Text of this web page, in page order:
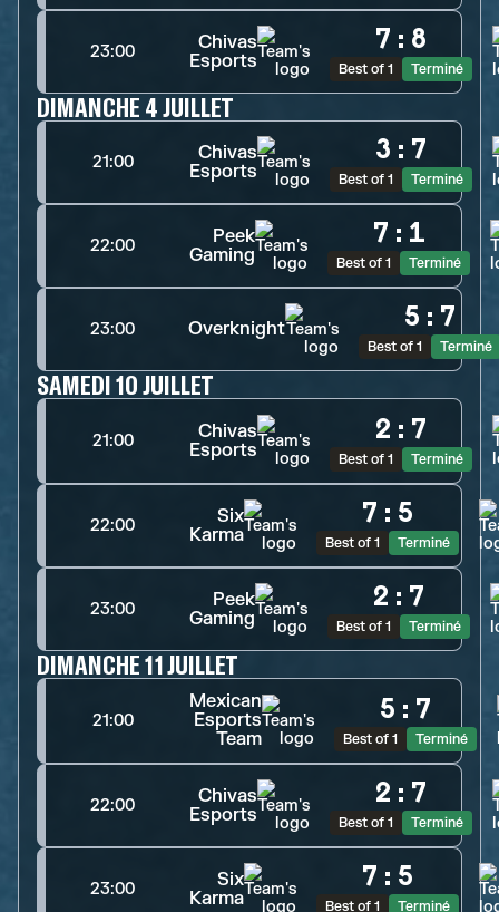
23:00
Chivas
Esports
7 : 8
Best of 1 Terminé
DIMANCHE 4 JUILLET
21:00
Chivas
Esports
3 : 7
Best of 1 Terminé
22:00
Peek
Gaming
7 : 1
Best of 1 Terminé
23:00 Overknight 5 : 7
Best of 1 Terminé
SAMEDI 10 JUILLET
21:00
Chivas
Esports
2 : 7
Best of 1 Terminé
22:00
Six
Karma
7 : 5
Best of 1 Terminé
23:00
Peek
Gaming
2 : 7
Best of 1 Terminé
DIMANCHE 11 JUILLET
21:00
Mexican
Esports
Team
5 : 7
Best of 1 Terminé
22:00
Chivas
Esports
2 : 7
Best of 1 Terminé
23:00
Six
Karma
7 : 5
Best of 1 Terminé